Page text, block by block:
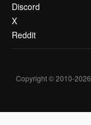
Discord
X
Reddit
Copyright © 2010-2026